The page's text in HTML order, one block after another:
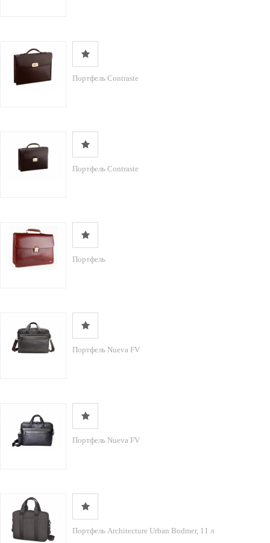
Портфель Contraste
Портфель Contraste
Портфель
Портфель Nueva FV
Портфель Nueva FV
Портфель Architecture Urban Bodmer, 11 л